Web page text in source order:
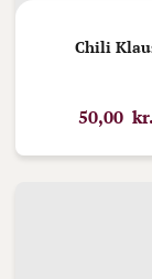
Chili
50,00 kr.